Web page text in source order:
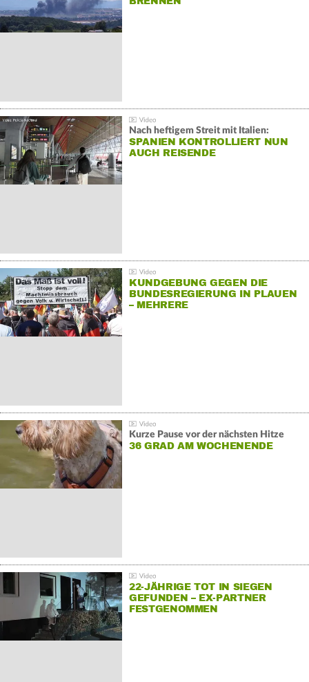
Nach heftigem Streit mit Italien:
SPANIEN KONTROLLIERT NUN
AUCH REISENDE
KUNDGEBUNG GEGEN DIE
BUNDESREGIERUNG IN PLAUEN
– MEHRERE
Kurze Pause vor der nächsten Hitze
36 GRAD AM WOCHENENDE
22-JÄHRIGE TOT IN SIEGEN
GEFUNDEN – EX-PARTNER
FESTGENOMMEN